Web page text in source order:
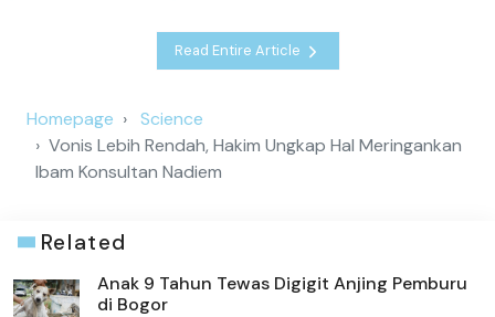
Read Entire Article
Homepage
Science
Vonis Lebih Rendah, Hakim Ungkap Hal Meringankan
Ibam Konsultan Nadiem
Related
Anak 9 Tahun Tewas Digigit Anjing Pemburu
di Bogor